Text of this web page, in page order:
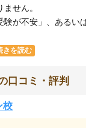
せん。
が不安」、ある
きを読む
口コミ・評判
校